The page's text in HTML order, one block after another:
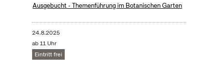
Ausgebucht - Themenführung im Botanischen Garten
24.8.2025
ab 11 Uhr
Eintritt frei